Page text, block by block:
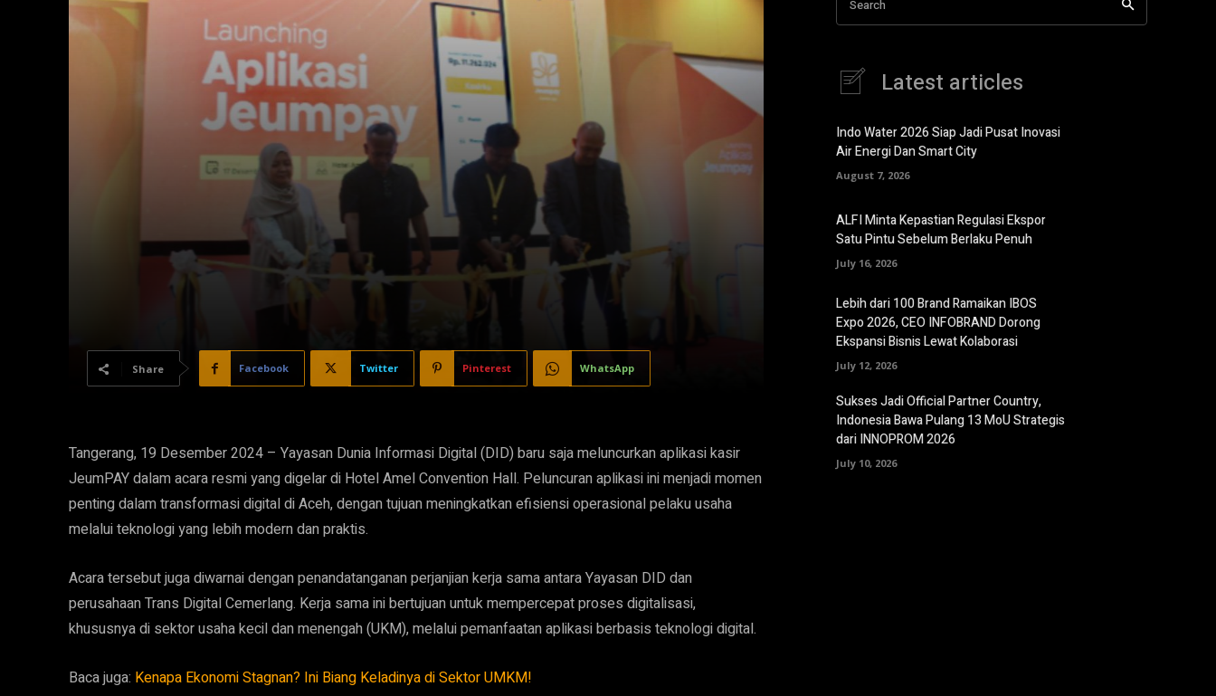
Share Facebook Twitter Pinterest WhatsApp
Tangerang, 19 Desember 2024 – Yayasan Dunia Informasi Digital (DID) baru saja meluncurkan aplikasi kasir
JeumPAY dalam acara resmi yang digelar di Hotel Amel Convention Hall. Peluncuran aplikasi ini menjadi momen
penting dalam transformasi digital di Aceh, dengan tujuan meningkatkan efisiensi operasional pelaku usaha
melalui teknologi yang lebih modern dan praktis.
Acara tersebut juga diwarnai dengan penandatanganan perjanjian kerja sama antara Yayasan DID dan
perusahaan Trans Digital Cemerlang. Kerja sama ini bertujuan untuk mempercepat proses digitalisasi,
khususnya di sektor usaha kecil dan menengah (UKM), melalui pemanfaatan aplikasi berbasis teknologi digital.
Baca juga: Kenapa Ekonomi Stagnan? Ini Biang Keladinya di Sektor UMKM!
Search
Latest articles
Indo Water 2026 Siap Jadi Pusat Inovasi
Air Energi Dan Smart City
August 7, 2026
ALFI Minta Kepastian Regulasi Ekspor
Satu Pintu Sebelum Berlaku Penuh
July 16, 2026
Lebih dari 100 Brand Ramaikan IBOS
Expo 2026, CEO INFOBRAND Dorong
Ekspansi Bisnis Lewat Kolaborasi
July 12, 2026
Sukses Jadi Official Partner Country,
Indonesia Bawa Pulang 13 MoU Strategis
dari INNOPROM 2026
July 10, 2026